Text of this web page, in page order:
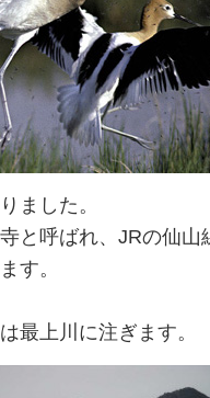
ました。
と呼ばれ、JRの仙山
す。
最上川に注ぎます。